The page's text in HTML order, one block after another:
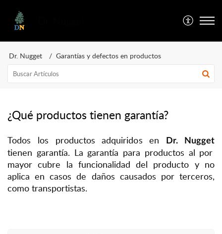
Dr. Nugget Garantías y defectos en productos
¿Qué productos tienen garantía?
Todos los productos adquiridos en Dr. Nugget
tienen garantía. La garantía para productos al por
mayor cubre la funcionalidad del producto y no
aplica en casos de daños causados por terceros,
como transportistas.